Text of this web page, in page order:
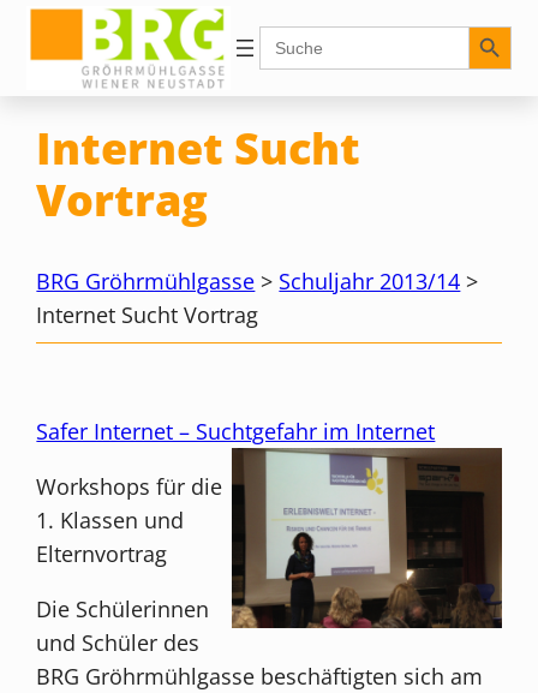
Inhalt
springen
Search
for:
Search Button
Internet Sucht
Vortrag
BRG Gröhrmühlgasse > Schuljahr 2013/14 >
Internet Sucht Vortrag
Safer Internet – Suchtgefahr im Internet
Workshops für die
1. Klassen und
Elternvortrag
Die Schülerinnen
und Schüler des
BRG Gröhrmühlgasse beschäftigten sich am